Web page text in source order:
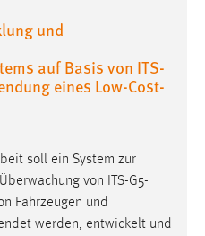
und
auf Basis von ITS-
eines Low-Cost-
soll ein System zur
von ITS-G5-
Fahrzeugen und
werden, entwickelt und
mibew_locale, mibew-